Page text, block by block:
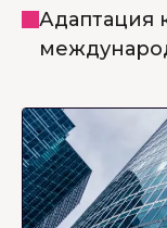
Адаптация